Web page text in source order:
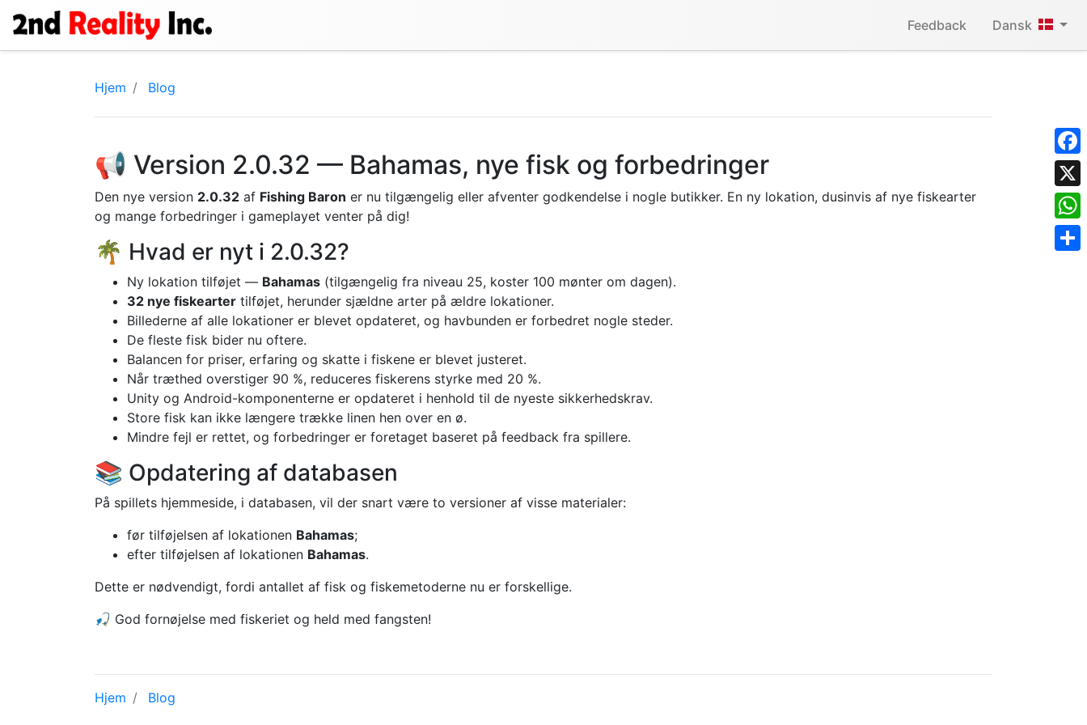
Feedback Dansk
X
Hjem Blog
📢 Version 2.0.32 — Bahamas, nye fisk og forbedringer
Den nye version 2.0.32 af Fishing Baron er nu tilgængelig eller afventer godkendelse i nogle butikker. En ny lokation, dusinvis af nye fiskearter
og mange forbedringer i gameplayet venter på dig!
🌴 Hvad er nyt i 2.0.32?
Ny lokation tilføjet — Bahamas (tilgængelig fra niveau 25, koster 100 mønter om dagen).
32 nye fiskearter tilføjet, herunder sjældne arter på ældre lokationer.
Billederne af alle lokationer er blevet opdateret, og havbunden er forbedret nogle steder.
De fleste fisk bider nu oftere.
Balancen for priser, erfaring og skatte i fiskene er blevet justeret.
Når træthed overstiger 90 %, reduceres fiskerens styrke med 20 %.
Unity og Android-komponenterne er opdateret i henhold til de nyeste sikkerhedskrav.
Store fisk kan ikke længere trække linen hen over en ø.
Mindre fejl er rettet, og forbedringer er foretaget baseret på feedback fra spillere.
📚 Opdatering af databasen
På spillets hjemmeside, i databasen, vil der snart være to versioner af visse materialer:
før tilføjelsen af lokationen Bahamas;
efter tilføjelsen af lokationen Bahamas.
Dette er nødvendigt, fordi antallet af fisk og fiskemetoderne nu er forskellige.
🎣 God fornøjelse med fiskeriet og held med fangsten!
Hjem Blog